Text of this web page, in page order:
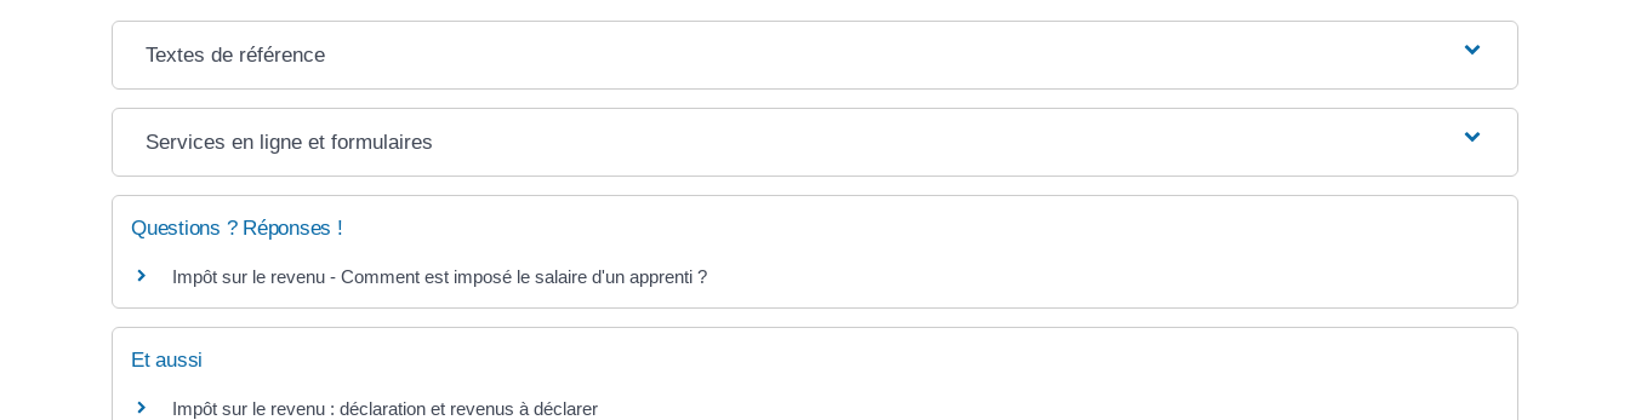
Textes de référence
Services en ligne et formulaires
Questions ? Réponses !
Impôt sur le revenu - Comment est imposé le salaire d'un apprenti ?
Et aussi
Impôt sur le revenu : déclaration et revenus à déclarer